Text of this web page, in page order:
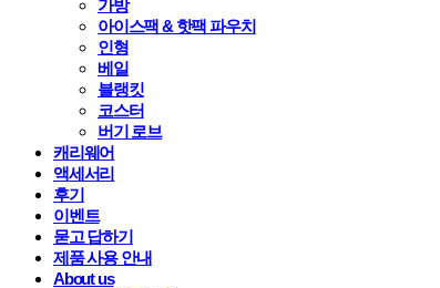
가방
아이스팩 & 핫팩 파우치
인형
베일
블랭킷
코스터
버기 로브
캐리웨어
액세서리
후기
이벤트
묻고 답하기
제품 사용 안내
About us